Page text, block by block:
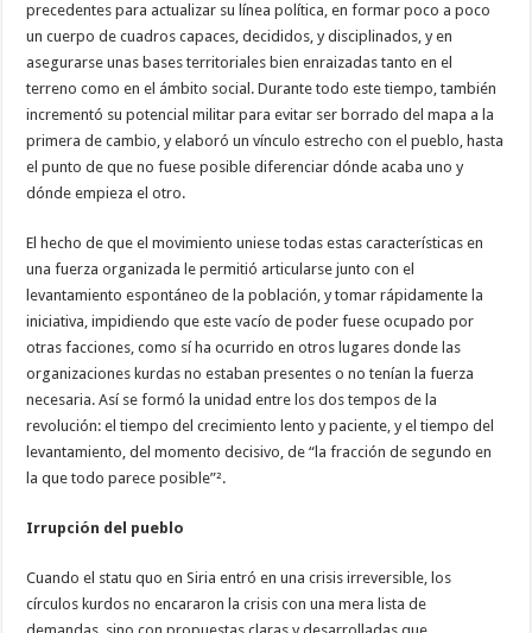
precedentes para actualizar su línea política, en formar poco a poco
un cuerpo de cuadros capaces, decididos, y disciplinados, y en
asegurarse unas bases territoriales bien enraizadas tanto en el
terreno como en el ámbito social. Durante todo este tiempo, también
incrementó su potencial militar para evitar ser borrado del mapa a la
primera de cambio, y elaboró un vínculo estrecho con el pueblo, hasta
el punto de que no fuese posible diferenciar dónde acaba uno y
dónde empieza el otro.
El hecho de que el movimiento uniese todas estas características en
una fuerza organizada le permitió articularse junto con el
levantamiento espontáneo de la población, y tomar rápidamente la
iniciativa, impidiendo que este vacío de poder fuese ocupado por
otras facciones, como sí ha ocurrido en otros lugares donde las
organizaciones kurdas no estaban presentes o no tenían la fuerza
necesaria. Así se formó la unidad entre los dos tempos de la
revolución: el tiempo del crecimiento lento y paciente, y el tiempo del
levantamiento, del momento decisivo, de “la fracción de segundo en
la que todo parece posible”².
Irrupción del pueblo
Cuando el statu quo en Siria entró en una crisis irreversible, los
círculos kurdos no encararon la crisis con una mera lista de